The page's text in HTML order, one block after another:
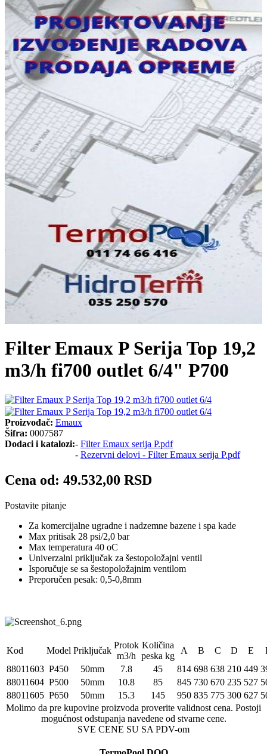
Filter Emaux P Serija Top 19,2
m3/h fi700 outlet 6/4" P700
Proizvođač: Emaux
Šifra: 0007587
Dodaci i katalozi:- Filter Emaux serija P.pdf
- Rezervni delovi - Filter Emaux serija P.pdf
Cena od: 49.532,00 RSD
Postavite pitanje
Za komercijalne ugradne i nadzemne bazene i spa kade
Max pritisak 28 psi/2,0 bar
Max temperatura 40 oC
Univerzalni priključak za šestopoložajni ventil
Isporučuje se sa šestopoložajnim ventilom
Preporučen pesak: 0,5-0,8mm
Kod Model Priključak
Protok
m3/h
Količina
peska kg
A B C D E
88011603 P450 50mm 7.8 45 814 698 638 210 449
88011604 P500 50mm 10.8 85 845 730 670 235 527
88011605 P650 50mm 15.3 145 950 835 775 300 627
Molimo da pre kupovine proizvoda proverite validnost cena. Postoji
mogućnost odstupanja navedene od stvarne cene.
SVE CENE SU SA PDV-om